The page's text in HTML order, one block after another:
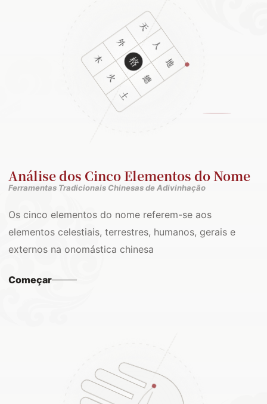
Análise dos Cinco Elementos do Nome
Ferramentas Tradicionais Chinesas de Adivinhação
Os cinco elementos do nome referem-se aos
elementos celestiais, terrestres, humanos, gerais e
externos na onomástica chinesa
Começar